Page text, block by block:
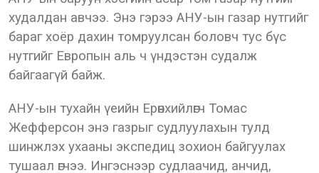
худалдан авчээ. Энэ гэрээ АНУ-ын газар нутгийг
бараг хоёр дахин томруулсан боловч тус бүс
нутгийг Европын аль ч үндэстэн судалж
байгаагүй байж.
АНУ-ын тухайн үеийн Ерөнхийлөгч Томас
Жефферсон энэ газрыг судлуулахын тулд
шинжлэх ухааны экспедиц зохион байгуулах
тушаал өгчээ. Ингэснээр судлаачид, анчид,